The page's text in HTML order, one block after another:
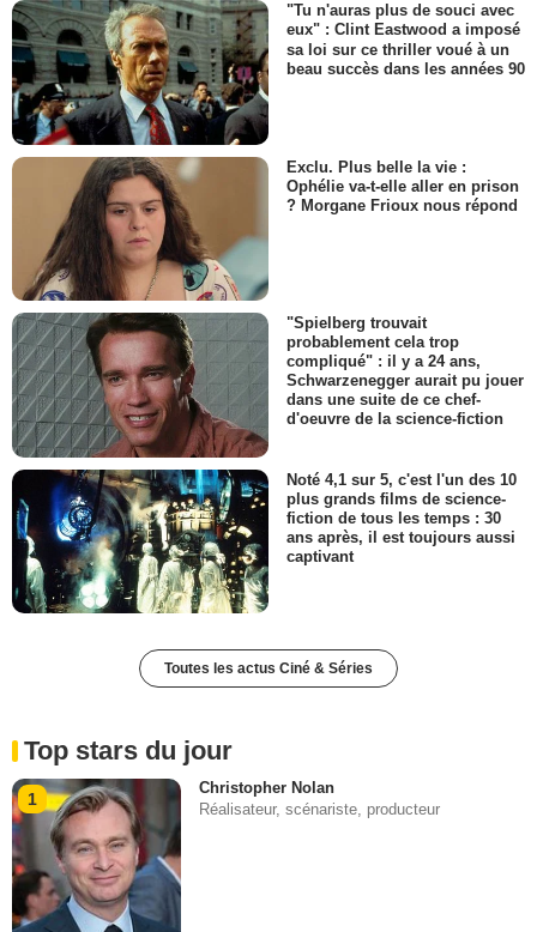
"Tu n'auras plus de souci avec
eux" : Clint Eastwood a imposé
sa loi sur ce thriller voué à un
beau succès dans les années 90
Exclu. Plus belle la vie :
Ophélie va-t-elle aller en prison
? Morgane Frioux nous répond
"Spielberg trouvait
probablement cela trop
compliqué" : il y a 24 ans,
Schwarzenegger aurait pu jouer
dans une suite de ce chef-
d'oeuvre de la science-fiction
Noté 4,1 sur 5, c'est l'un des 10
plus grands films de science-
fiction de tous les temps : 30
ans après, il est toujours aussi
captivant
Toutes les actus Ciné & Séries
Top stars du jour
1
Christopher Nolan
Réalisateur, scénariste, producteur